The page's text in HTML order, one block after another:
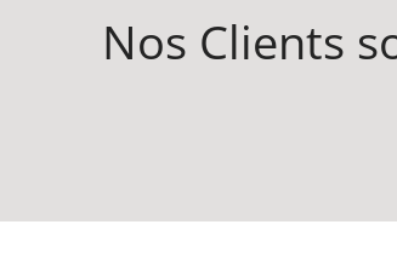
Nos Clients